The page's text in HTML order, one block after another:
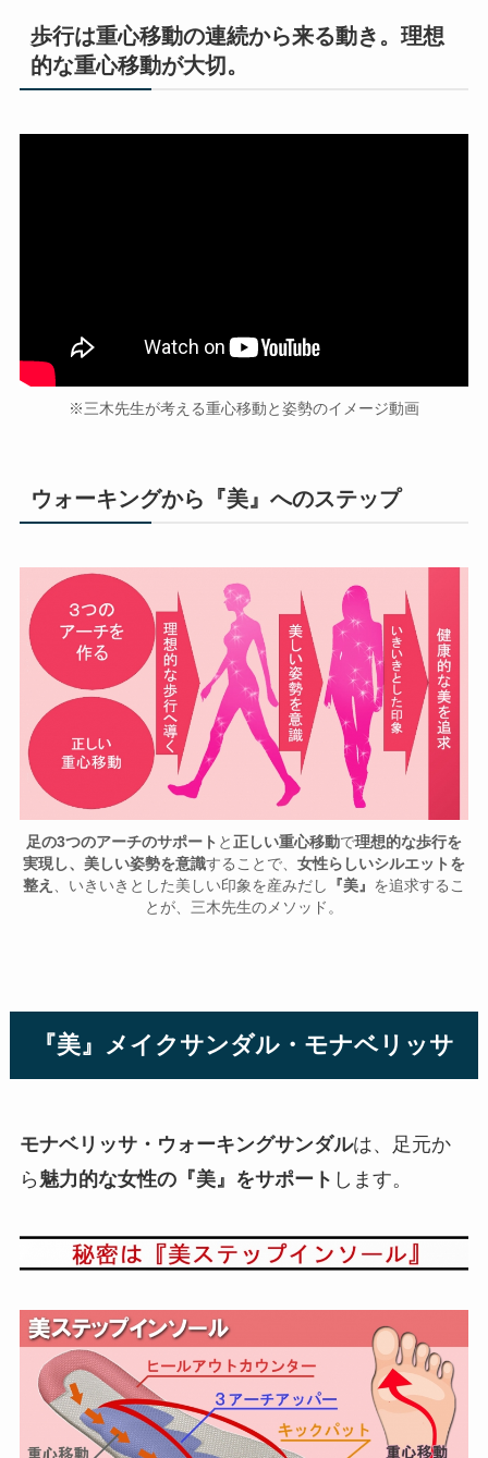
歩行は重心移動の連続から来る動き。理想
的な重心移動が大切。
※三木先生が考える重心移動と姿勢のイメージ動画
ウォーキングから『美』へのステップ
足の3つのアーチのサポート と正しい重心移動で理想的な歩行を
実現し、美しい姿勢を意識することで、 女性らしいシルエットを
整え 、いきいきとした美しい印象を産みだし 『美』 を追求するこ
とが、三木先生のメソッド。
『美』メイクサンダル・モナベリッサ
モナベリッサ・ウォーキングサンダルは、足元か
ら 魅力的な女性の『美』をサポート します。